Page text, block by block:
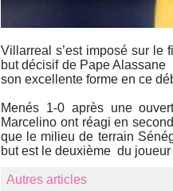
Villarreal s’est imposé sur le
but décisif de Pape
son excellente forme en ce
Menés 1-0 après une
Marcelino ont réagi en
que le milieu de terrain
but est le deuxième du
Autres articles